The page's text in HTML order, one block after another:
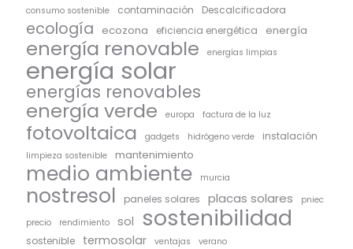
consumo sostenible contaminación Descalcificadora
ecología ecozona eficiencia energética energía
energía renovable energías limpias
energía solar
energías renovables
energía verde europa factura de la luz
fotovoltaica gadgets hidrógeno verde instalación
limpieza sostenible mantenimiento
medio ambiente murcia
nostresol paneles solares placas solares
pniec
precio
rendimiento sol sostenibilidad
sostenible termosolar ventajas verano